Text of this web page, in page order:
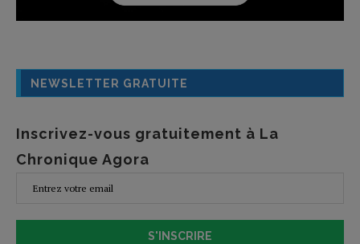
NEWSLETTER GRATUITE
Inscrivez-vous gratuitement à La
Chronique Agora
S'INSCRIRE